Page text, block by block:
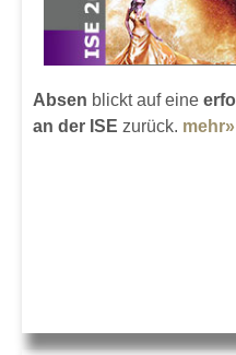
Absen blickt auf eine
an der ISE zurück. mehr»